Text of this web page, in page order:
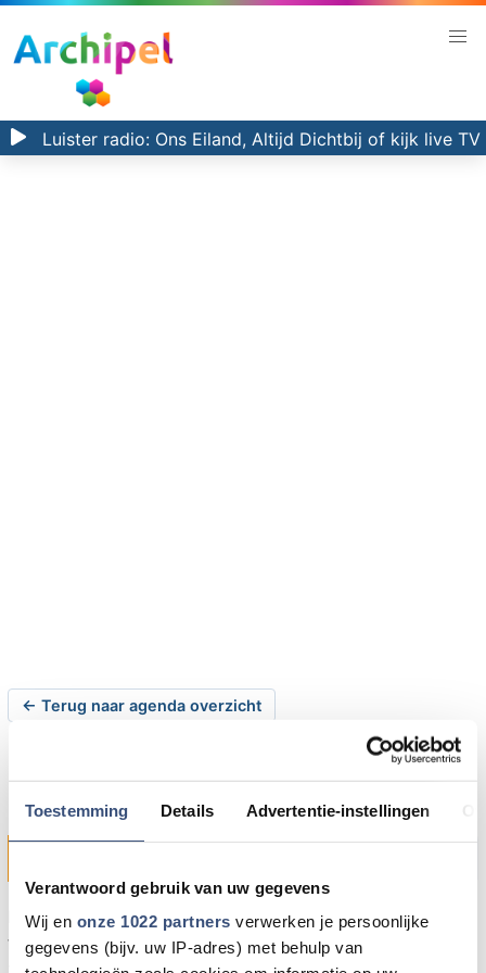
Toestemming Details Advertentie-instellingen
Verantwoord gebruik van uw gegevens
Wij en onze 1022 partners verwerken je persoonlijke
gegevens (bijv. uw IP-adres) met behulp van
Luister radio: Ons Eiland, Altijd Dichtbij of kijk live TV
← Terug naar agenda overzicht
Krokusbal
Dansvereniging Dance Fever85 houdt zaterdag 14
februari 2015 weer een gezellige dansavond in de grote